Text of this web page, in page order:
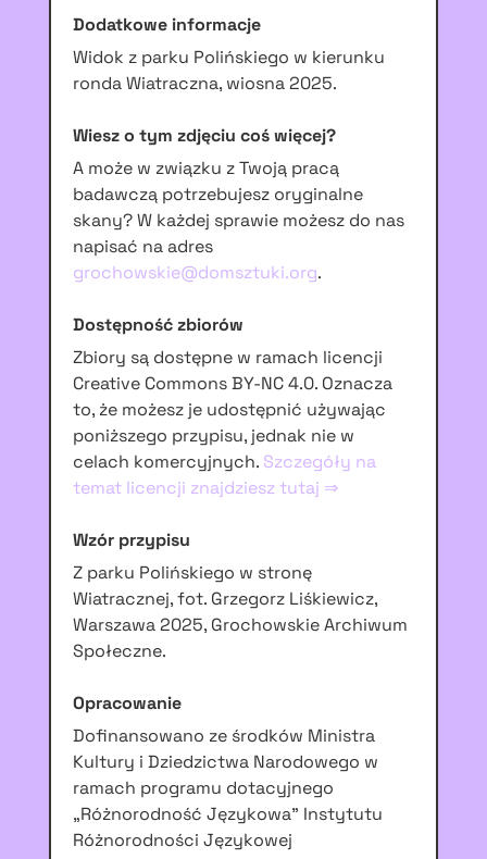
Dodatkowe informacje
Widok z parku Polińskiego w kierunku
ronda Wiatraczna, wiosna 2025.
Wiesz o tym zdjęciu coś więcej?
A może w związku z Twoją pracą
badawczą potrzebujesz oryginalne
skany? W każdej sprawie możesz do nas
napisać na adres
grochowskie@domsztuki.org.
Dostępność zbiorów
Zbiory są dostępne w ramach licencji
Creative Commons BY-NC 4.0. Oznacza
to, że możesz je udostępnić używając
poniższego przypisu, jednak nie w
celach komercyjnych. Szczegóły na
temat licencji znajdziesz tutaj ⇒
Wzór przypisu
Z parku Polińskiego w stronę
Wiatracznej, fot. Grzegorz Liśkiewicz,
Warszawa 2025, Grochowskie Archiwum
Społeczne.
Opracowanie
Dofinansowano ze środków Ministra
Kultury i Dziedzictwa Narodowego w
ramach programu dotacyjnego
„Różnorodność Językowa” Instytutu
Różnorodności Językowej